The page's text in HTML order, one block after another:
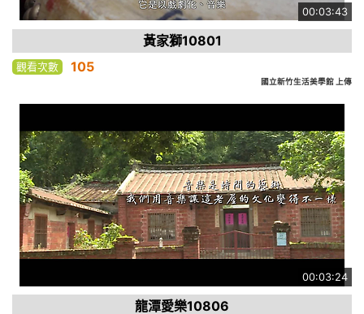
00:03:43
黃家獅10801
觀看次數 105
國立新竹生活美學館 上傳
00:03:24
龍潭愛樂10806